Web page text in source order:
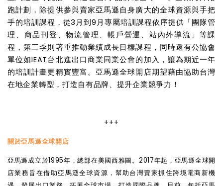
跑計劃，除提供參與賣家亞馬遜自身廣大的全球資源與手把
手的培訓課程，從3月到9月專屬培訓課程依序提供「團隊管
理、商品刊登、物流管理、帳戶營運、站內外導流」等課
程，第三季則著重推動業績成長目標課程，同時還有公協會
單位如IEAT台北進出口商業同業公會的加入，讓為期近一年
的培訓計畫更精實豐富。亞馬遜全球開店期望藉由協助台灣
在地企業轉型，打造自有品牌、提升企業競爭力！
+++
關於亞馬遜全球開店
亞馬遜成立於1995年，總部在美國西雅圖。2017年起，亞馬遜全球開
店業務旨在借助亞馬遜全球資源，幫助台灣賣家抓住跨境電商新機